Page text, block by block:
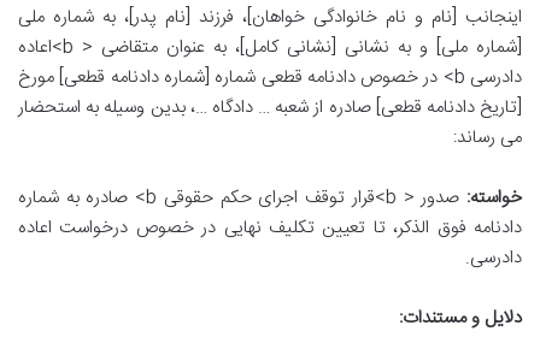
اینجانب [نام و نام خانوادگی خواهان]، فرزند [نام پدر]، به شماره ملی
[شماره ملی] و به نشانی [نشانی کامل]، به عنوان متقاضی < b>اعاده
دادرسی b> در خصوص دادنامه قطعی شماره [شماره دادنامه قطعی] مورخ
[تاریخ دادنامه قطعی] صادره از شعبه … دادگاه …، بدین وسیله به استحضار
می رساند:
خواسته:
صدور < b>قرار توقف اجرای حکم حقوقی b> صادره به شماره
دادنامه فوق الذکر، تا تعیین تکلیف نهایی در خصوص درخواست اعاده
دادرسی.
دلایل و مستندات: